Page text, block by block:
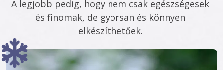
A legjobb pedig, hogy nem csak egészségesek
és finomak, de gyorsan és könnyen
elkészíthetőek.